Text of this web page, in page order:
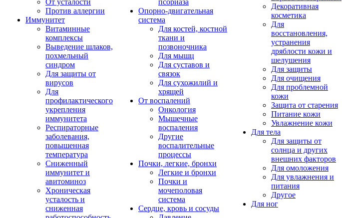
Против аллергии
Иммунитет
Витаминные
комплексы
Выведение шлаков,
похмельный
синдром
Для защиты от
вирусов
Для
профилактического
укрепления
иммунитета
Респираторные
заболевания,
повышенная
температура
Сниженный
иммунитет и
авитоминоз
Хроническая
усталость и
сниженная
Опорно-двигательная
система
Для костей, костной
ткани и
позвоночника
Для мышц
Для суставов и
связок
Для сухожилий и
хрящей
От воспалений
Онкология
Мышечные
воспаления
Другие
воспалительные
процессы
Почки, легкие, бронхи
Легкие и бронхи
Почки и
мочеполовая
система
Сердце, кровь и сосуды
Декоративная
косметика
Для
восстановления,
устранения
дряблости кожи и
шелушения
Для защиты
Для очищения
Для проблемной
кожи
Защита от старения
Питание кожи
Увлажнение кожи
Для тела
Для защиты от
солнца и других
внешних факторов
Для омоложения
Для увлажнения и
питания
Другое
Для ног